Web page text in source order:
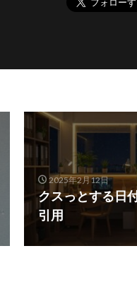
2025年2月12日
クスっとする日
引用